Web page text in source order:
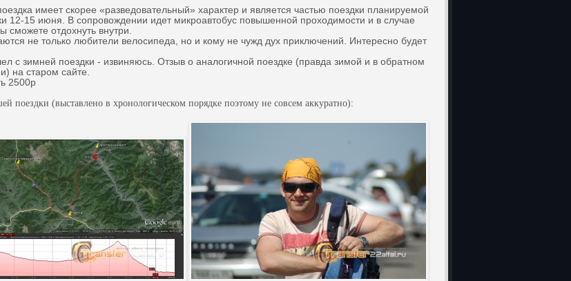
имеет скорее «разведовательный» характер и является частью поездки планируемой
12-15 июня. В сопровождении идет микроавтобус повышенной проходимости и в случае
сможете отдохнуть внутри.
не только любители велосипеда, но и кому не чужд дух приключений. Интересно будет
с зимней поездки - извиняюсь. Отзыв о аналогичной поездке (правда зимой и в обратном
на старом сайте.
2500р
поездки (выставлено в хронологическом порядке поэтому не совсем аккуратно):